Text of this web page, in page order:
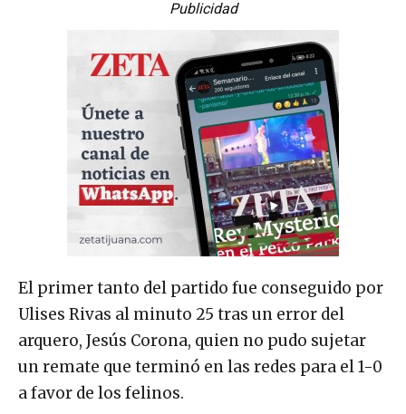
Publicidad
El primer tanto del partido fue conseguido por
Ulises Rivas al minuto 25 tras un error del
arquero, Jesús Corona, quien no pudo sujetar
un remate que terminó en las redes para el 1-0
a favor de los felinos.